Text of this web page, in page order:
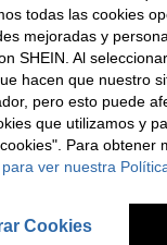
adecuados para estilo callejero, ir al trabajo, actividades al aire libre y deportes de fitness
#8
todas las cookies
mejoradas y
SHEIN. Al
hacen que nuestro
pero esto puede
que utilizamos y
Para obtener
ver nuestra
Cookies